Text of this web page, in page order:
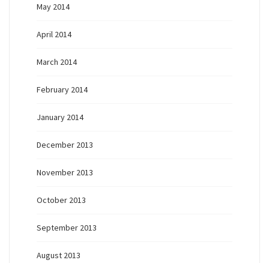
May 2014
April 2014
March 2014
February 2014
January 2014
December 2013
November 2013
October 2013
September 2013
August 2013